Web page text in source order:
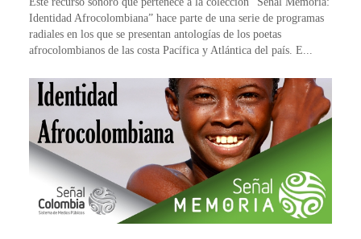
Identidad Afrocolombiana” hace parte de una serie de programas
radiales en los que se presentan antologías de los poetas
afrocolombianos de las costa Pacífica y Atlántica del país. E...